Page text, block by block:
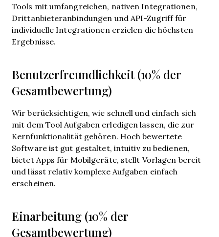
Tools mit umfangreichen, nativen Integrationen,
Drittanbieteranbindungen und API-Zugriff für
individuelle Integrationen erzielen die höchsten
Ergebnisse.
Benutzerfreundlichkeit (10% der
Gesamtbewertung)
Wir berücksichtigen, wie schnell und einfach sich
mit dem Tool Aufgaben erledigen lassen, die zur
Kernfunktionalität gehören. Hoch bewertete
Software ist gut gestaltet, intuitiv zu bedienen,
bietet Apps für Mobilgeräte, stellt Vorlagen bereit
und lässt relativ komplexe Aufgaben einfach
erscheinen.
Einarbeitung (10% der
Gesamtbewertung)